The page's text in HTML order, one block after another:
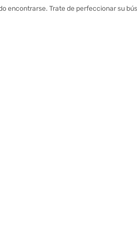
encontrarse. Trate de perfeccionar su